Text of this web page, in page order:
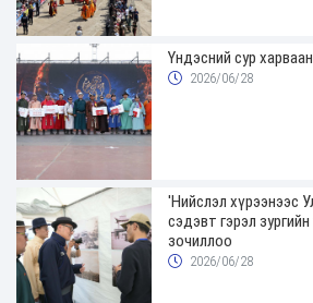
Үндэсний сур
2026/06/28
'Нийслэл хүрээнээс
сэдэвт гэрэл
зочиллоо
2026/06/28